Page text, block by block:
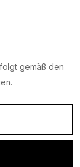
gemäß den